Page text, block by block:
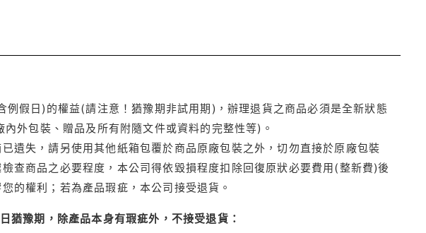
假日)的權益(請注意！猶豫期非試用期)，辦理退貨之商品必須是全新狀態
外包裝、贈品及所有附隨文件或資料的完整性等)。
遺失，請另使用其他紙箱包覆於商品原廠包裝之外，切勿直接於原廠包裝
查商品之必要程度，本公司得依毀損程度扣除回復原狀必要費用(整新費)後
的權利；若為產品瑕疵，本公司接受退貨。
猶豫期，除產品本身有瑕疵外，不接受退貨：